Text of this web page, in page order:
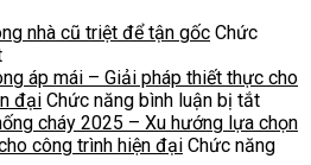
phòng
làm
việc
tại
nhà:
Những
cách
trần
mà
không
đập
lực
tầm
quan
trọng
khi
nhà cũ triệt để tận gốc Chức
ở
Khử
mùi
ẩm
mốc
áp mái – Giải pháp thiết thực cho
đại Chức năng bình luận bị tắtở
Chống
nóng
cháy 2025 – Xu hướng lựa chọn
công trình hiện đại Chức năng